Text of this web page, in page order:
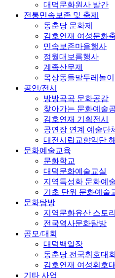
대덕문화원사 발간
전통민속보존 및 축제
동춘당 문화제
김호연재 여성문화
민속보존마을행사
정월대보름행사
계족산무제
목상동들말두레놀이
공연/전시
방방곡곡 문화공감
찾아가는 문화예술
김호연재 기획전시
공연장 연계 예술단
대전시립교향악단
문화예술교육
문화학교
대덕문화예술교실
지역특성화 문화예
기초 단위 문화예술
문화탐방
지역문화유산 스토
전국역사문화탐방
공모/대회
대덕백일장
동춘당 전국휘호대회
김호연재 여성휘호
기타 사업